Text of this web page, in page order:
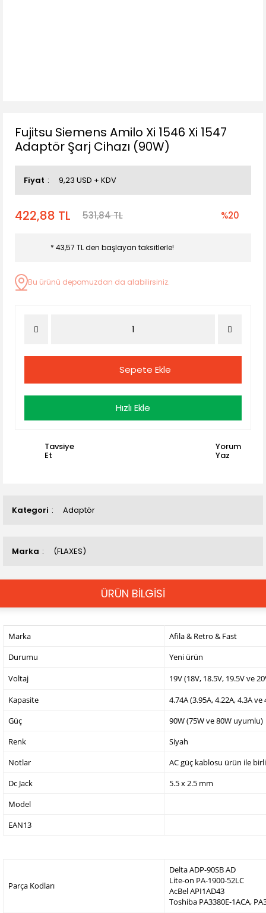
Kategori Adaptör
Marka (FLAXES)
Fujitsu Siemens Amilo Xi 1546 Xi 1547
Adaptör Şarj Cihazı (90W)
Fiyat 9,23 USD + KDV
422,88 TL 531,84 TL %20
* 43,57 TL den başlayan taksitlerle!
Bu ürünü depomuzdan da alabilirsiniz.
Sepete Ekle
Hızlı Ekle
Tavsiye
Et
Yorum
Yaz
ÜRÜN BİLGİSİ
Marka
Afila & Retro & Fast
Durumu
Yeni ürün
Voltaj
19V (18V, 18.5V, 19.5V ve
Kapasite
4.74A (3.95A, 4.22A, 4.3A
Güç
90W (75W ve 80W uyumlu)
Renk
Siyah
Notlar
AC güç kablosu ürün ile
Dc Jack
5.5 x 2.5 mm
Model
EAN13
Parça Kodları
Delta ADP-90SB AD
Lite-on PA-1900-52LC
AcBel API1AD43
Toshiba PA3380E-1ACA,